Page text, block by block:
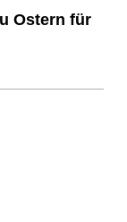
Ostern für